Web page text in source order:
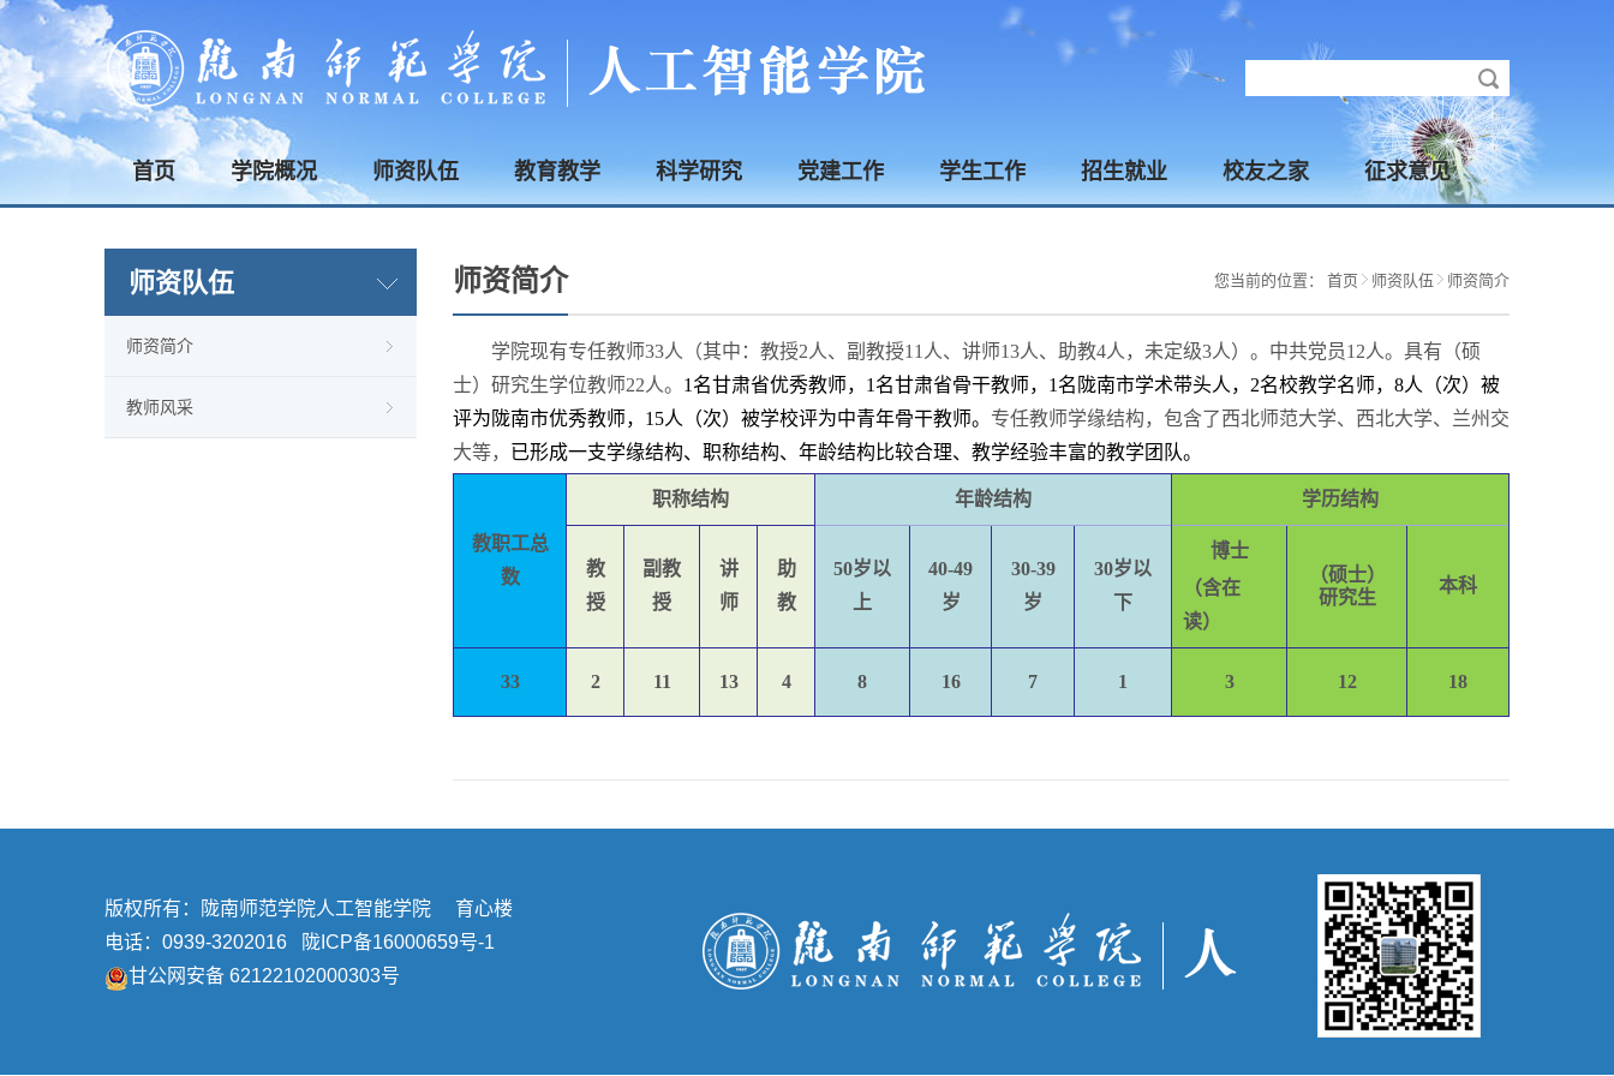
首页 学院概况 师资队伍 教育教学 科学研究 党建工作 学生工作 招生就业 校友之家 征求意见
师资队伍
师资简介
教师风采
师资简介 您当前的位置： 首页 师资队伍 师资简介
学院现有专任教师33人（其中：教授2人、副教授11人、讲师13人、助教4人，未定级3人）。中共党员12人。具有（硕
士）研究生学位教师22人。 1名甘肃省优秀教师，1名甘肃省骨干教师，1名陇南市学术带头人，2名校教学名师，8人（次）被
评为陇南市优秀教师，15人（次）被学校评为中青年骨干教师。 专任教师学缘结构，包含了西北师范大学、西北大学、兰州交
大等， 已形成一支学缘结构、职称结构、年龄结构比较合理、教学经验丰富的教学团队。
教职工总
数
职称结构 年龄结构 学历结构
教
授
副教
授
讲
师
助
教
50岁以
上
40-49
岁
30-39
岁
30岁以
下
博士
（含在
读）
（硕士）
研究生
本科
33 2 11 13 4 8 16 7 1 3 12 18
版权所有：陇南师范学院人工智能学院 育心楼
电话：0939-3202016
陇ICP备16000659号-1
甘公网安备 62122102000303号